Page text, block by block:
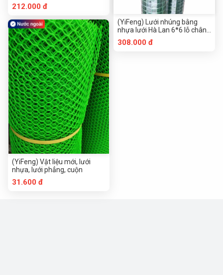
212.000 đ
(YiFeng) Vật liệu mới, lưới
nhựa, lưới phẳng, cuộn
31.600 đ
(YiFeng) Lưới nhúng bằng
nhựa lưới Hà Lan 6*6 lỗ chân
30 mét
308.000 đ